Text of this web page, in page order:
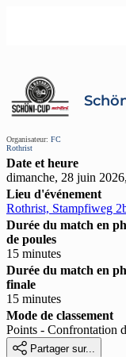
Organisateur: FC
Rothrist
Date et heure
dimanche, 28 juin
Lieu d'événement
Rothrist, Stampfiweg
Durée du match en
de poules
15 minutes
Durée du match en
finale
15 minutes
Mode de classement
Points - Confrontation
 Partager sur...